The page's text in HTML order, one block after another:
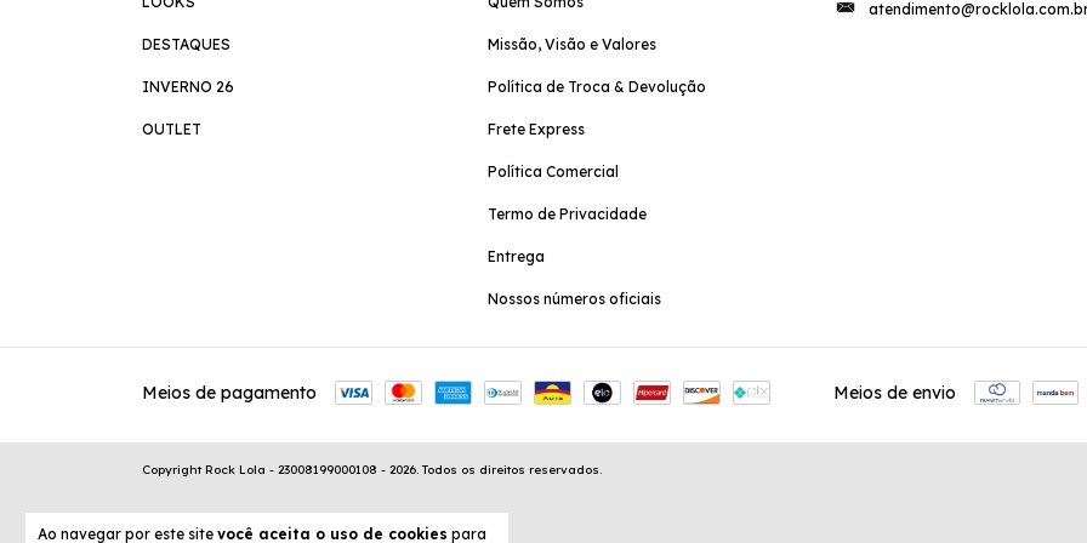
Ao navegar por este site você aceita o uso de cookies para
DESTAQUES
INVERNO 26
OUTLET
Missão, Visão e Valores
Política de Troca & Devolução
Frete Express
Política Comercial
Termo de Privacidade
Entrega
Nossos números oficiais
Meios de pagamento Meios de envio
Copyright Rock Lola - 23008199000108 - 2026. Todos os direitos reservados.